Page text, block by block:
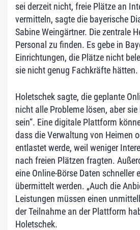
sei derzeit nicht, freie Plätze an
vermitteln, sagte die bayerische
Sabine Weingärtner. Die zentrale
Personal zu finden. Es gebe in
Einrichtungen, die Plätze nicht
sie nicht genug Fachkräfte hätten.
Holetschek sagte, die geplante
nicht alle Probleme lösen, aber sie
sein“. Eine digitale Plattform
dass die Verwaltung von Heimen
entlastet werde, weil weniger
nach freien Plätzen fragten.
eine Online-Börse Daten schneller
übermittelt werden. „Auch die
Leistungen müssen einen
der Teilnahme an der Plattform
Holetschek.